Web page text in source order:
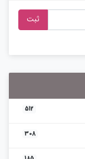
ثبت
512
308